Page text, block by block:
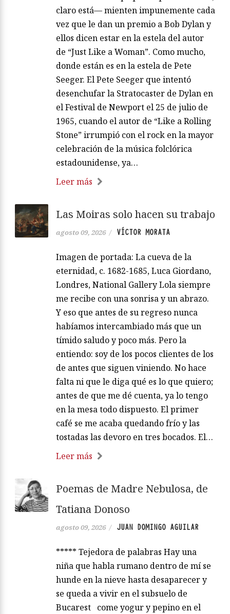
claro está— mienten impunemente cada
vez que le dan un premio a Bob Dylan y
ellos dicen estar en la estela del autor
de “Just Like a Woman”. Como mucho,
donde están es en la estela de Pete
Seeger. El Pete Seeger que intentó
desenchufar la Stratocaster de Dylan en
el Festival de Newport el 25 de julio de
1965, cuando el autor de “Like a Rolling
Stone” irrumpió con el rock en la mayor
celebración de la música folclórica
estadounidense, ya…
Leer más
Las Moiras solo hacen su trabajo
agosto 09, 2026 / VÍCTOR MORATA
Imagen de portada: La cueva de la
eternidad, c. 1682-1685, Luca Giordano,
Londres, National Gallery Lola siempre
me recibe con una sonrisa y un abrazo.
Y eso que antes de su regreso nunca
habíamos intercambiado más que un
tímido saludo y poco más. Pero la
entiendo: soy de los pocos clientes de los
de antes que siguen viniendo. No hace
falta ni que le diga qué es lo que quiero;
antes de que me dé cuenta, ya lo tengo
en la mesa todo dispuesto. El primer
café se me acaba quedando frío y las
tostadas las devoro en tres bocados. El…
Leer más
Poemas de Madre Nebulosa, de
Tatiana Donoso
agosto 09, 2026 / JUAN DOMINGO AGUILAR
***** Tejedora de palabras Hay una
niña que habla rumano dentro de mí se
hunde en la nieve hasta desaparecer y
se queda a vivir en el subsuelo de
Bucarest come yogur y pepino en el